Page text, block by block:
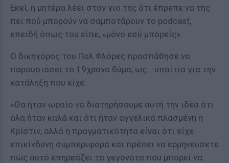
Εκεί, η μητέρα λέει στον γιο της ότι έπρεπε να της
πει πού μπορούν να σαμποτάρουν το podcast,
επειδή όπως του είπε, «μόνο εσύ μπορείς».
Ο δικηγόρος του Πολ Φλόρες προσπάθησε να
παρουσιάσει το 19χρονο θύμα, ως… υπαίτια για την
κατάληξη που είχε:
«Θα ήταν ωραίο να διατηρήσουμε αυτή την ιδέα ότι
όλα ήταν καλά και ότι ήταν αγγελικά πλασμένη η
Κρίστιν, αλλά η πραγματικότητα είναι ότι είχε
επικίνδυνη συμπεριφορά και πρέπει να ερμηνεύσετε
πώς αυτό επηρεάζει τα γεγονότα που μπορεί να